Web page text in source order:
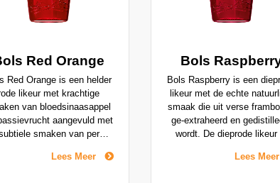
Red Orange
Red Orange is een helder
likeur met krachtige
van bloedsinaasappel
aangevuld met
smaken van perzik
Lees Meer
Bols
Bols Raspberry is een
likeur met de echte
smaak die uit verse
ge-extraheerd en
wordt. De dieprode likeur
volle frambozensmaak die
Lees Meer